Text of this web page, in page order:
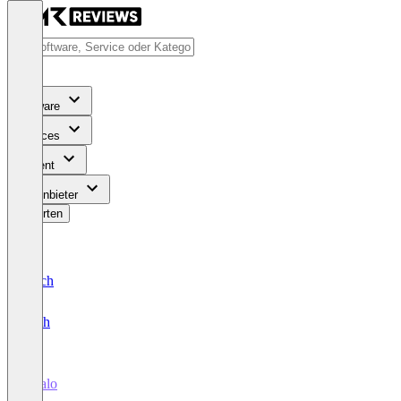
Software
Services
Content
Für Anbieter
Bewerten
Deutsch
English
localo